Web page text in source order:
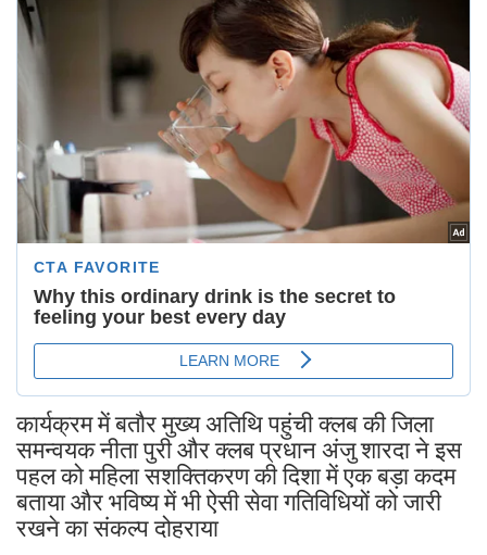
कार्यक्रम में बतौर मुख्य अतिथि पहुंची क्लब की जिला
समन्वयक नीता पुरी और क्लब प्रधान अंजु शारदा ने इस
पहल को महिला सशक्तिकरण की दिशा में एक बड़ा कदम
बताया और भविष्य में भी ऐसी सेवा गतिविधियों को जारी
रखने का संकल्प दोहराया